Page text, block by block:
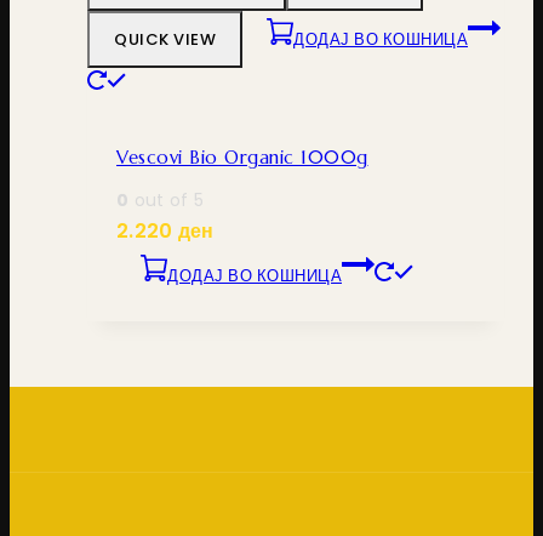
QUICK VIEW ДОДАЈ ВО КОШНИЦА
Vescovi Bio Organic 1000g
0 out of 5
2.220 ден
ДОДАЈ ВО КОШНИЦА